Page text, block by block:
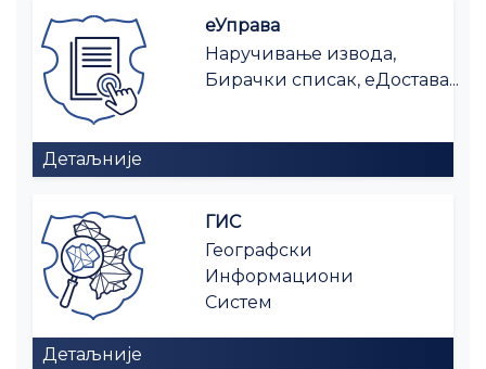
еУправа
Наручивање извода,
Бирачки списак, еДостава...
Детаљније
ГИС
Географски
Информациони
Систем
Детаљније